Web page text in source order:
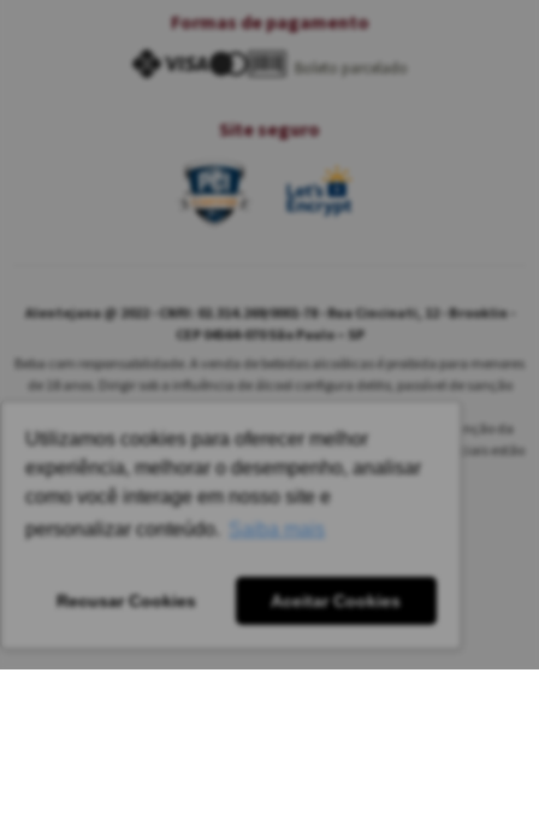
Utilizamos cookies para oferecer melhor
experiência, melhorar o desempenho, analisar
como você interage em nosso site e
personalizar conteúdo.
Saiba mais
Recusar Cookies Aceitar Cookies
Formas de pagamento
Boleto parcelado
Site seguro
Alentejana @ 2022 - CNPJ: 02.314.269/0001-78 - Rua Cincinati, 12 - Brooklin -
CEP 04564-070 São Paulo – SP
Beba com responsabilidade. A venda de bebidas alcoólicas é proibida para menores
de 18 anos. Dirigir sob a influência de álcool configura delito, passível de sanção
As safras dos vinhos poderão ser diferentes das informadas no site em função da
disponibilidade do nosso estoque. Alteração de preços e condições comerciais estão
sujeitas a alteração sem aviso prévio.
Pedido mínimo: R$ 1.650,00 para todas as regiões.
Imagens meramente ilustrativas.